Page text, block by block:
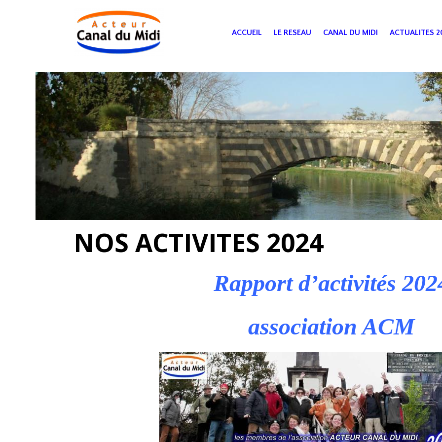
ACCUEIL LE RESEAU CANAL DU MIDI ACTUALITES
NOS ACTIVITES 2024
Rapport d’activités
association ACM